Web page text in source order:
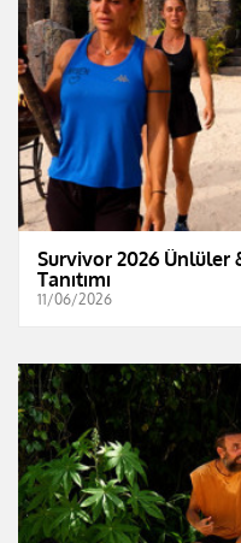
Survivor 2026 Ünlüler
Tanıtımı
11/06/2026